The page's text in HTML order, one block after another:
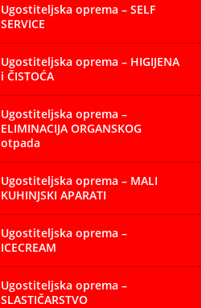
Ugostiteljska oprema – SELF
SERVICE
Ugostiteljska oprema – HIGIJENA
i ČISTOĆA
Ugostiteljska oprema –
ELIMINACIJA ORGANSKOG
otpada
Ugostiteljska oprema – MALI
KUHINJSKI APARATI
Ugostiteljska oprema –
ICECREAM
Ugostiteljska oprema –
SLASTIČARSTVO